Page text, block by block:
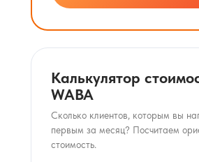
Калькулятор
WABA
Сколько клиентов, которым вы
первым за месяц? Посчитаем
стоимость.